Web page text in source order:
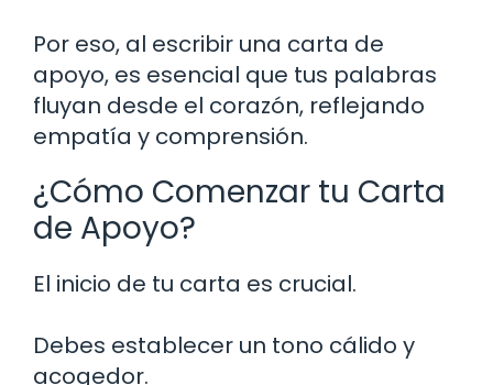
Por eso, al escribir una carta de
apoyo, es esencial que tus palabras
fluyan desde el corazón, reflejando
empatía y comprensión.
¿Cómo Comenzar tu Carta
de Apoyo?
El inicio de tu carta es crucial.
Debes establecer un tono cálido y
acogedor.